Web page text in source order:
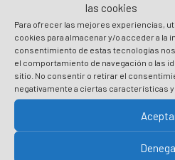
las cookies
Para ofrecer las mejores experiencias,
cookies para almacenar y/o acceder a la
consentimiento de estas tecnologías
el comportamiento de navegación o las
sitio. No consentir o retirar el
negativamente a ciertas características y
Practicar un
cuidar
Respeta el entorno y no